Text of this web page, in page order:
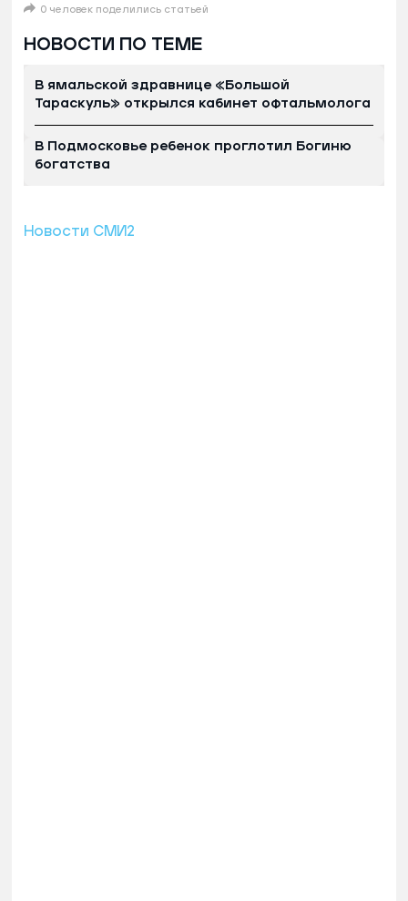
0 человек поделились статьей
НОВОСТИ ПО ТЕМЕ
В ямальской здравнице «Большой
Тараскуль» открылся кабинет офтальмолога
В Подмосковье ребенок проглотил Богиню
богатства
Новости СМИ2